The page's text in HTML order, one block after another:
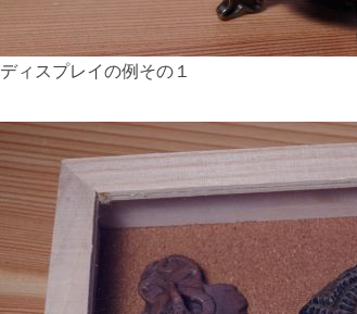
ディスプレイの例その１